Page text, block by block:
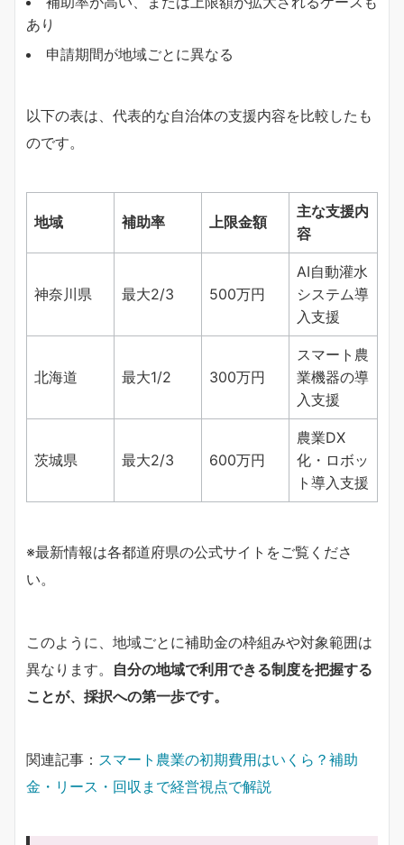
あり
申請期間が地域ごとに異なる
以下の表は、代表的な自治体の支援内容を比較したも
のです。
地域 補助率 上限金額
主な支援内
容
神奈川県 最大2/3 500万円
AI自動灌水
システム導
入支援
北海道 最大1/2 300万円
スマート農
業機器の導
入支援
茨城県 最大2/3 600万円
農業DX
化・ロボッ
ト導入支援
※最新情報は各都道府県の公式サイトをご覧くださ
い。
このように、地域ごとに補助金の枠組みや対象範囲は
異なります。 自分の地域で利用できる制度を把握する
ことが、採択への第一歩です。
関連記事： スマート農業の初期費用はいくら？補助
金・リース・回収まで経営視点で解説